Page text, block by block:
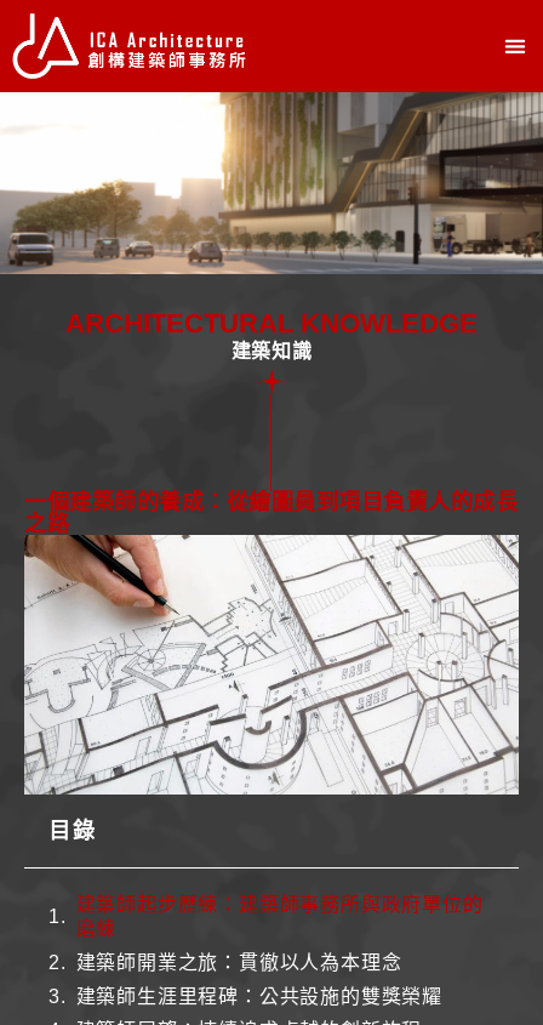
ARCHITECTURAL KNOWLEDGE
建築知識
一個建築師的養成：從繪圖員到項目負責人的成長
之路
目錄
建築師起步歷練：建築師事務所與政府單位的
磨練
建築師開業之旅：貫徹以人為本理念
建築師生涯里程碑：公共設施的雙獎榮耀